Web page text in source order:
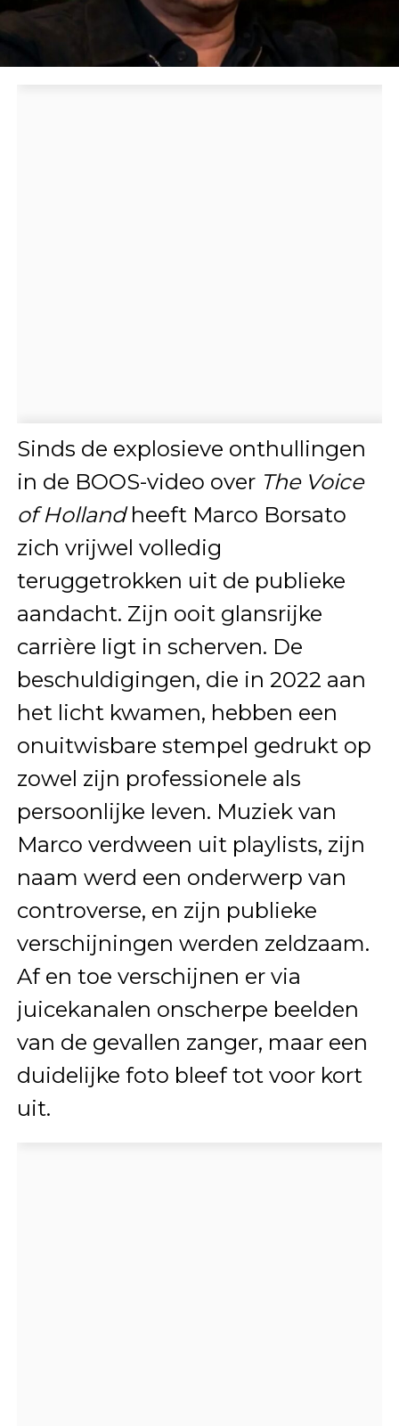
Sinds de explosieve onthullingen
in de BOOS-video over The Voice
of Hollandheeft Marco Borsato
zich vrijwel volledig
teruggetrokken uit de publieke
aandacht. Zijn ooit glansrijke
carrière ligt in scherven. De
beschuldigingen, die in 2022 aan
het licht kwamen, hebben een
onuitwisbare stempel gedrukt op
zowel zijn professionele als
persoonlijke leven. Muziek van
Marco verdween uit playlists, zijn
naam werd een onderwerp van
controverse, en zijn publieke
verschijningen werden zeldzaam.
Af en toe verschijnen er via
juicekanalen onscherpe beelden
van de gevallen zanger, maar een
duidelijke foto bleef tot voor kort
uit.